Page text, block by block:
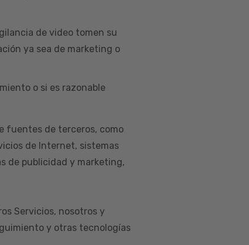
de video tomen su
ya sea de marketing o
o si es razonable
fuentes de terceros, como
de Internet, sistemas
de publicidad y marketing,
Servicios, nosotros y
y otras tecnologías